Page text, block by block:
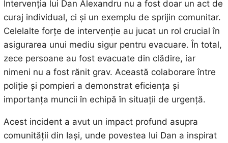
Intervenția lui Dan Alexandru nu a fost doar un act de
curaj individual, ci și un exemplu de sprijin comunitar.
Celelalte forțe de intervenție au jucat un rol crucial în
asigurarea unui mediu sigur pentru evacuare. În total,
zece persoane au fost evacuate din clădire, iar
nimeni nu a fost rănit grav. Această colaborare între
poliție și pompieri a demonstrat eficiența și
importanța muncii în echipă în situații de urgență.
Acest incident a avut un impact profund asupra
comunității din Iași, unde povestea lui Dan a inspirat